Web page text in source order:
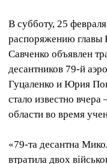
В субботу, 25
распоряжению главы
Савченко объявлен
десантников 79-й
Гуцаленко и Юрия
стало известно
области во время
«79-та десантна
втратила двох